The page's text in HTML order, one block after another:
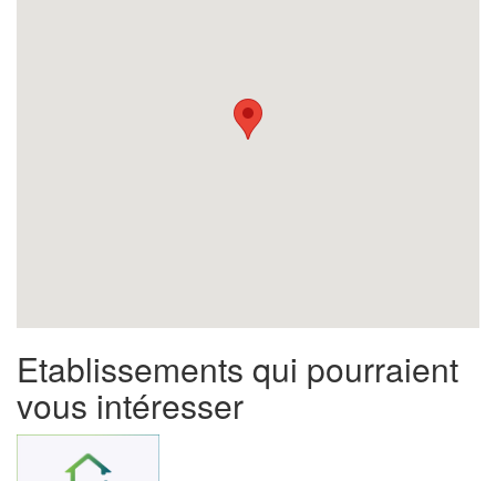
Etablissements qui pourraient
vous intéresser